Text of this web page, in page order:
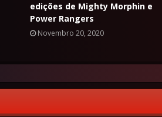
edições de Mighty Morphin e
Power Rangers
Novembro 20, 2020